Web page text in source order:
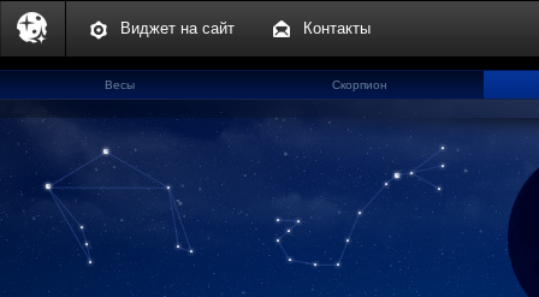
Виджет на сайт Контакты
Весы
Скорпион